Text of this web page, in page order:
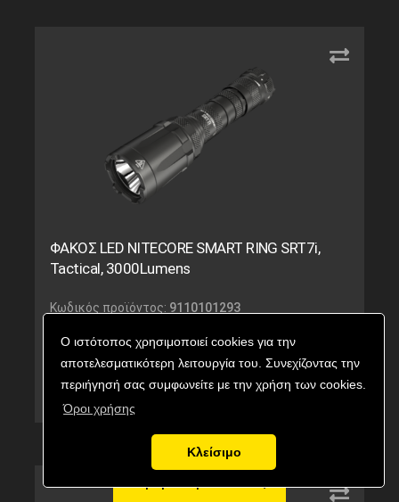
Ο ιστότοπος χρησιμοποιεί cookies για την
αποτελεσματικότερη λειτουργία του. Συνεχίζοντας την
περιήγησή σας συμφωνείτε με την χρήση των cookies.
Όροι χρήσης
Κλείσιμο
ΦΑΚΟΣ LED NITECORE SMART RING SRT7i,
Tactical, 3000Lumens
Κωδικός προϊόντος: 9110101293
Τιμή με ΦΠΑ:154,90 €
Κατηργημένο